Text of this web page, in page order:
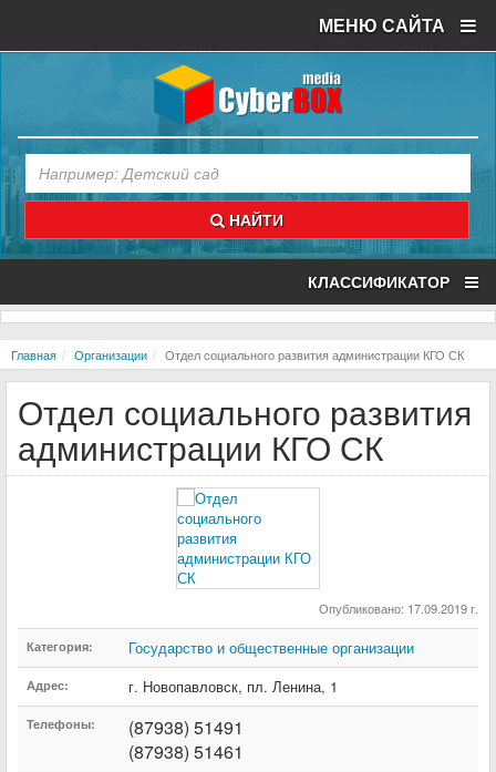
МЕНЮ САЙТА
НАЙТИ
КЛАССИФИКАТОР
Главная Организации Отдел социального развития администрации КГО СК
Отдел социального развития
администрации КГО СК
Опубликовано: 17.09.2019 г.
Категория: Государство и общественные организации
Адрес: г. Новопавловск, пл. Ленина, 1
Телефоны:
(87938) 51491
(87938) 51461